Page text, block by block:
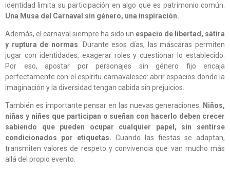
identidad limita su participación en algo que es patrimonio común.
Una Musa del Carnaval sin género, una inspiración.
Además, el carnaval siempre ha sido un espacio de libertad, sátira
y ruptura de normas . Durante esos días, las máscaras permiten
jugar con identidades, exagerar roles y cuestionar lo establecido.
Por eso, apostar por personajes sin género fijo encaja
perfectamente con el espíritu carnavalesco: abrir espacios donde la
imaginación y la diversidad tengan cabida sin prejuicios.
También es importante pensar en las nuevas generaciones. Niños,
niñas y niñes que participan o sueñan con hacerlo deben crecer
sabiendo que pueden ocupar cualquier papel, sin sentirse
condicionados por etiquetas. Cuando las fiestas se adaptan,
transmiten valores de respeto y convivencia que van mucho más
allá del propio evento.